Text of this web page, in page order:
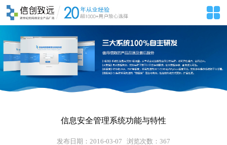
信息安全管理系统功能与特性
发布日期：2016-03-07 浏览次数： 367